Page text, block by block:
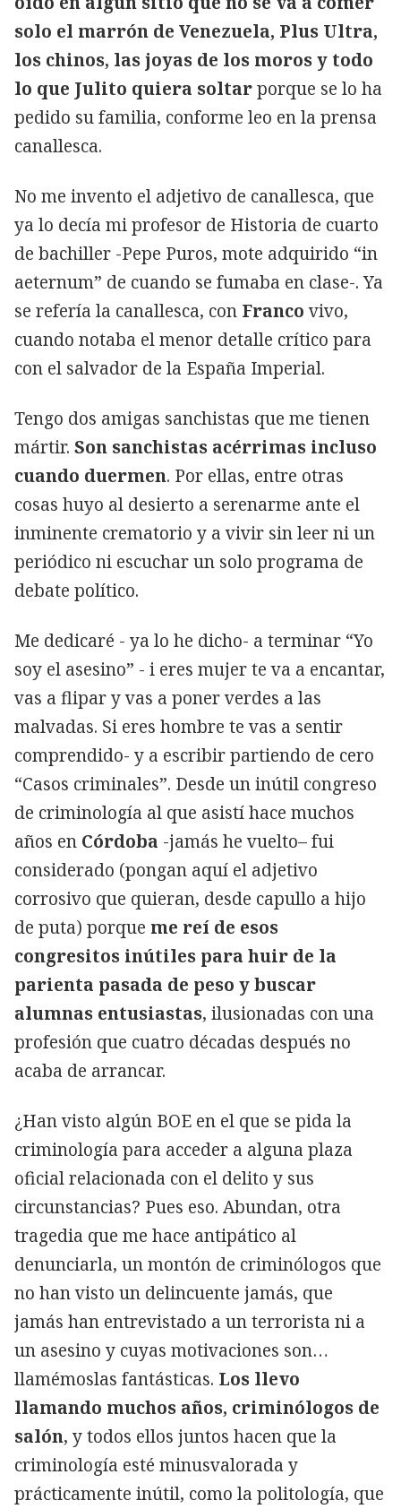
solo el marrón de Venezuela, Plus Ultra,
los chinos, las joyas de los moros y todo
lo que Julito quiera soltarporque se lo ha
pedido su familia, conforme leo en la prensa
canallesca.
No me invento el adjetivo de canallesca, que
ya lo decía mi profesor de Historia de cuarto
de bachiller -Pepe Puros, mote adquirido “in
aeternum” de cuando se fumaba en clase-. Ya
se refería la canallesca, con Francovivo,
cuando notaba el menor detalle crítico para
con el salvador de la España Imperial.
Tengo dos amigas sanchistas que me tienen
mártir. Son sanchistas acérrimas incluso
cuando duermen. Por ellas, entre otras
cosas huyo al desierto a serenarme ante el
inminente crematorio y a vivir sin leer ni un
periódico ni escuchar un solo programa de
debate político.
Me dedicaré - ya lo he dicho- a terminar “Yo
soy el asesino” - i eres mujer te va a encantar,
vas a flipar y vas a poner verdes a las
malvadas. Si eres hombre te vas a sentir
comprendido- y a escribir partiendo de cero
“Casos criminales”. Desde un inútil congreso
de criminología al que asistí hace muchos
años en Córdoba -jamás he vuelto– fui
considerado (pongan aquí el adjetivo
corrosivo que quieran, desde capullo a hijo
de puta) porque me reí de esos
congresitos inútiles para huir de la
parienta pasada de peso y buscar
alumnas entusiastas, ilusionadas con una
profesión que cuatro décadas después no
acaba de arrancar.
¿Han visto algún BOE en el que se pida la
criminología para acceder a alguna plaza
oficial relacionada con el delito y sus
circunstancias? Pues eso. Abundan, otra
tragedia que me hace antipático al
denunciarla, un montón de criminólogos que
no han visto un delincuente jamás, que
jamás han entrevistado a un terrorista ni a
un asesino y cuyas motivaciones son…
llamémoslas fantásticas. Los llevo
llamando muchos años, criminólogos de
salón, y todos ellos juntos hacen que la
criminología esté minusvalorada y
prácticamente inútil, como la politología, que